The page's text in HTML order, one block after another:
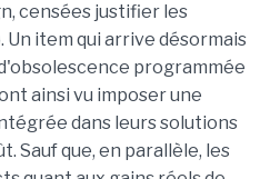
censées justifier les
Un item qui arrive désormais
programmée
ainsi vu imposer une
dans leurs solutions
Sauf que, en parallèle, les